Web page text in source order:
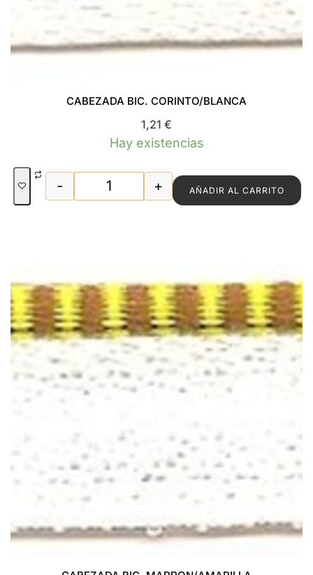
CABEZADA BIC. CORINTO/BLANCA
1,21 €
Hay existencias
CABEZADA BIC. CORINTO/BLANCA
- + AÑADIR AL CARRITO